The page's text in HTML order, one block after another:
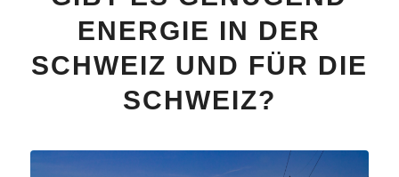
ENERGIE IN DER
SCHWEIZ UND FÜR DIE
SCHWEIZ?